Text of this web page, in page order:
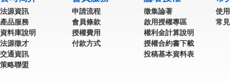
法源資訊
產品服務
資料庫說明
法源徵才
交通資訊
策略聯盟
申請流程
會員條款
授權費用
付款方式
徵集論著
啟用授權專區
權利金計算說明
授權合約書下載
投稿基本資料表
使
常